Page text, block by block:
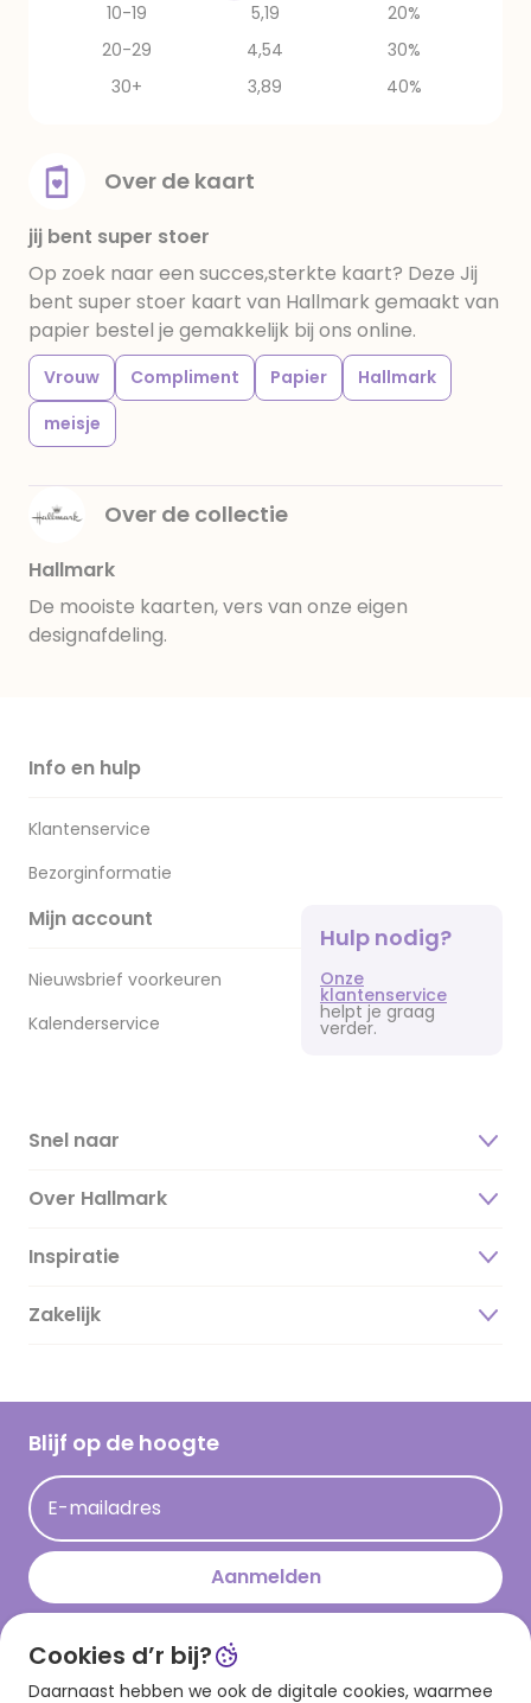
10-19
5,19
20%
20-29
4,54
30%
30+
3,89 40%
Over de kaart
jij bent super stoer
Op zoek naar een succes,sterkte kaart? Deze Jij
bent super stoer kaart van Hallmark gemaakt van
papier bestel je gemakkelijk bij ons online.
Vrouw Compliment Papier
Hallmark
meisje
Over de collectie
Hallmark
De mooiste kaarten, vers van onze eigen
designafdeling.
Info en hulp
Klantenservice
Bezorginformatie
Mijn account
Nieuwsbrief voorkeuren
Kalenderservice
Hulp nodig?
Onze
klantenservice
helpt je graag
verder.
Snel naar
Over Hallmark
Over ons
Duurzaamheid
Hallmark Kaartclub
Acties
Persberichten
Hallmark en Kinderpostzegels
Inspiratie
Magazine
Cadeau inspiratie
Kaartinspiratie
Zakelijk
Blijf op de hoogte
E-mailadres
Aanmelden
Download onze app
Cookies d’r bij?
Daarnaast hebben we ook de digitale cookies, waarmee